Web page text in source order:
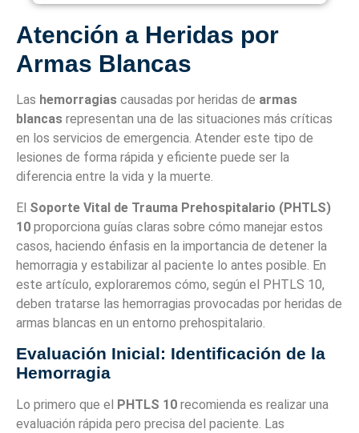
Atención a Heridas por
Armas Blancas
Las hemorragias causadas por heridas de armas
blancas representan una de las situaciones más críticas
en los servicios de emergencia. Atender este tipo de
lesiones de forma rápida y eficiente puede ser la
diferencia entre la vida y la muerte.
El Soporte Vital de Trauma Prehospitalario (PHTLS)
10 proporciona guías claras sobre cómo manejar estos
casos, haciendo énfasis en la importancia de detener la
hemorragia y estabilizar al paciente lo antes posible. En
este artículo, exploraremos cómo, según el PHTLS 10,
deben tratarse las hemorragias provocadas por heridas de
armas blancas en un entorno prehospitalario.
Evaluación Inicial: Identificación de la
Hemorragia
Lo primero que el PHTLS 10 recomienda es realizar una
evaluación rápida pero precisa del paciente. Las